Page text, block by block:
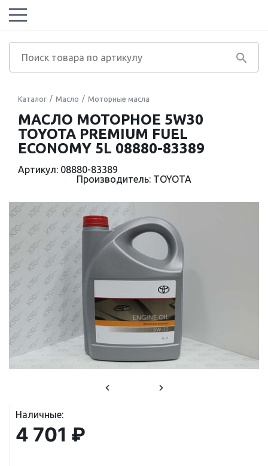
Каталог Масло Моторные масла
МАСЛО МОТОРНОЕ 5W30
TOYOTA PREMIUM FUEL
ECONOMY 5L 08880-83389
Артикул: 08880-83389
Производитель: TOYOTA
Наличные:
4 701 ₽